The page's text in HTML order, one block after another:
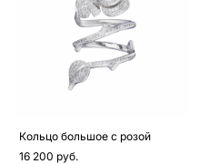
Кольцо большое с розой
16 200 pуб.